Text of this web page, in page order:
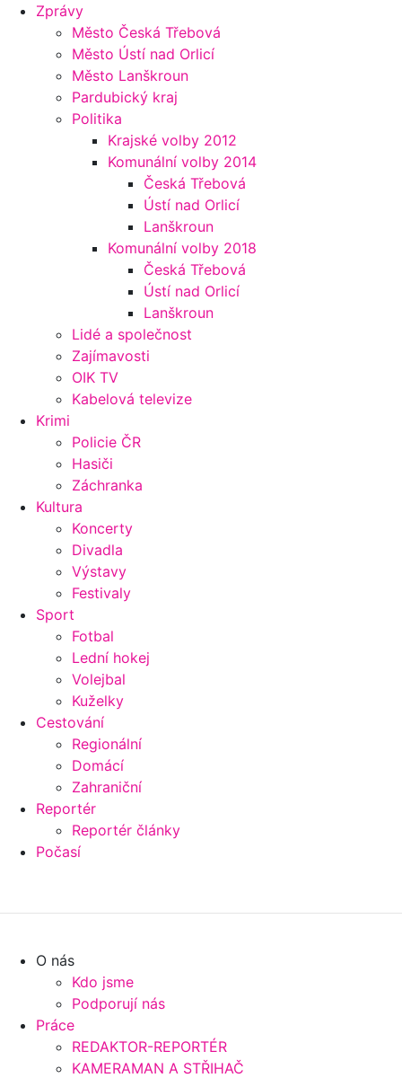
Zprávy
Město Česká Třebová
Město Ústí nad Orlicí
Město Lanškroun
Pardubický kraj
Politika
Krajské volby 2012
Komunální volby 2014
Česká Třebová
Ústí nad Orlicí
Lanškroun
Komunální volby 2018
Česká Třebová
Ústí nad Orlicí
Lanškroun
Lidé a společnost
Zajímavosti
OIK TV
Kabelová televize
Krimi
Policie ČR
Hasiči
Záchranka
Kultura
Koncerty
Divadla
Výstavy
Festivaly
Sport
Fotbal
Lední hokej
Volejbal
Kuželky
Cestování
Regionální
Domácí
Zahraniční
Reportér
Reportér články
Počasí
O nás
Kdo jsme
Podporují nás
Práce
REDAKTOR-REPORTÉR
KAMERAMAN A STŘIHAČ